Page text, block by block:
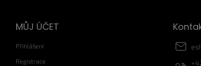
MŮJ ÚČET
Přihlášení
Registrace